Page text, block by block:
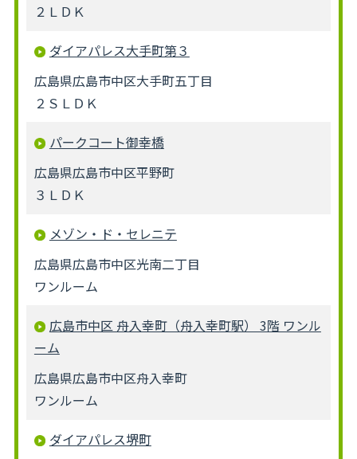
２ＬＤＫ
ダイアパレス大手町第３
広島県広島市中区大手町五丁目
２ＳＬＤＫ
パークコート御幸橋
広島県広島市中区平野町
３ＬＤＫ
メゾン・ド・セレニテ
広島県広島市中区光南二丁目
ワンルーム
広島市中区 舟入幸町（舟入幸町駅） 3階 ワンル
ーム
広島県広島市中区舟入幸町
ワンルーム
ダイアパレス堺町